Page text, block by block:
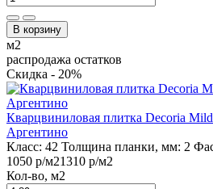
В корзину
м2
распродажа остатков
Скидка - 20%
Кварцвиниловая плитка Decoria
Аргентино
Класс: 42 Толщина планки, мм: 2
1050 р/м21310 р/м2
Кол-во, м2